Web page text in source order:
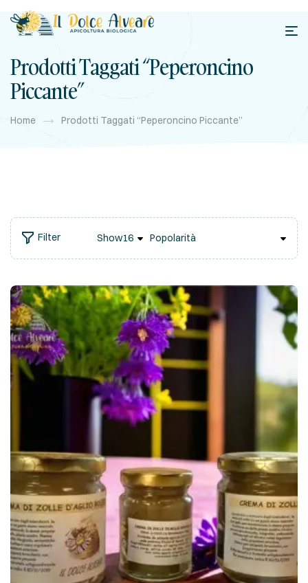
Prodotti Taggati “peperoncino
Piccante”
Home Prodotti Taggati “peperoncino Piccante”
Filter Show